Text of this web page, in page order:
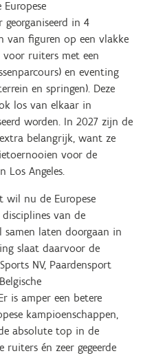
georganiseerd in 4
van figuren op een vlakke
voor ruiters met een
en eventing
en springen). Deze
los van elkaar in
worden. In 2027 zijn de
belangrijk, want ze
voor de
Los Angeles.
wil nu de Europese
van de
samen laten doorgaan in
slaat daarvoor de
NV, Paardensport
is amper een betere
kampioenschappen,
absolute top in de
ruiters én zeer gegeerde